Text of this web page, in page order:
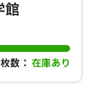
館
数： 在庫あり